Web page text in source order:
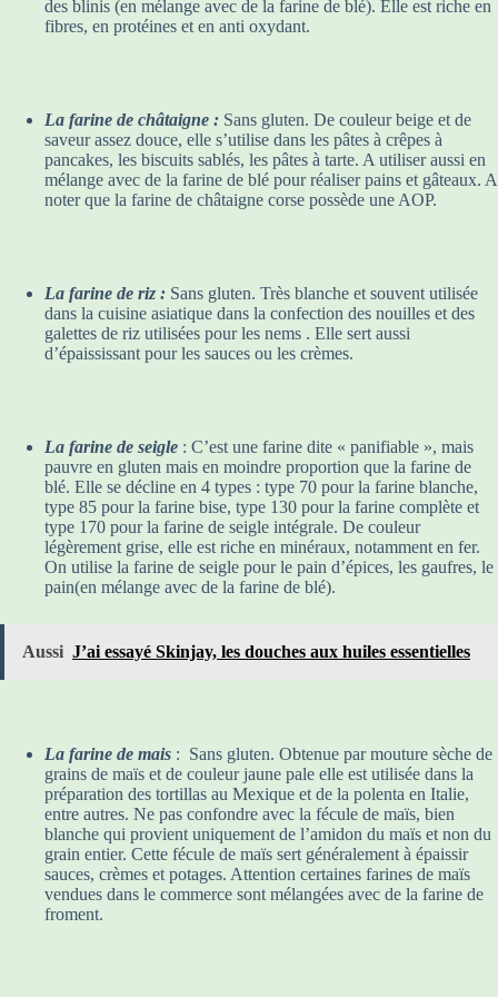
des blinis (en mélange avec de la farine de blé). Elle est riche en
fibres, en protéines et en anti oxydant.
La farine de châtaigne : Sans gluten. De couleur beige et de
saveur assez douce, elle s’utilise dans les pâtes à crêpes à
pancakes, les biscuits sablés, les pâtes à tarte. A utiliser aussi en
mélange avec de la farine de blé pour réaliser pains et gâteaux. A
noter que la farine de châtaigne corse possède une AOP.
La farine de riz : Sans gluten. Très blanche et souvent utilisée
dans la cuisine asiatique dans la confection des nouilles et des
galettes de riz utilisées pour les nems . Elle sert aussi
d’épaississant pour les sauces ou les crèmes.
La farine de seigle : C’est une farine dite « panifiable », mais
pauvre en gluten mais en moindre proportion que la farine de
blé. Elle se décline en 4 types : type 70 pour la farine blanche,
type 85 pour la farine bise, type 130 pour la farine complète et
type 170 pour la farine de seigle intégrale. De couleur
légèrement grise, elle est riche en minéraux, notamment en fer.
On utilise la farine de seigle pour le pain d’épices, les gaufres, le
pain(en mélange avec de la farine de blé).
Aussi J’ai essayé Skinjay, les douches aux huiles essentielles
La farine de mais : Sans gluten. Obtenue par mouture sèche de
grains de maïs et de couleur jaune pale elle est utilisée dans la
préparation des tortillas au Mexique et de la polenta en Italie,
entre autres. Ne pas confondre avec la fécule de maïs, bien
blanche qui provient uniquement de l’amidon du maïs et non du
grain entier. Cette fécule de maïs sert généralement à épaissir
sauces, crèmes et potages. Attention certaines farines de maïs
vendues dans le commerce sont mélangées avec de la farine de
froment.